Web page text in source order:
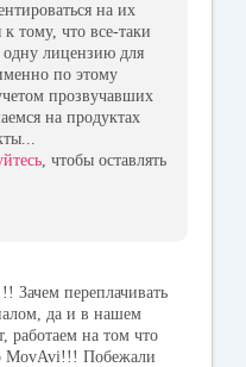
на их
тому, что все-таки
одну лицензию для
по этому
прозвучавших
на продуктах
, чтобы оставлять
Зачем переплачивать
да и в нашем
работаем на том что
MovAvi!!! Побежали